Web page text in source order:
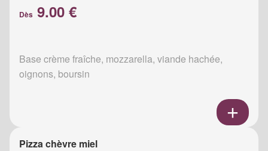
Dès 9.00 €
Base crème fraîche, mozzarella, viande hachée,
oignons, boursin
Pizza chèvre miel